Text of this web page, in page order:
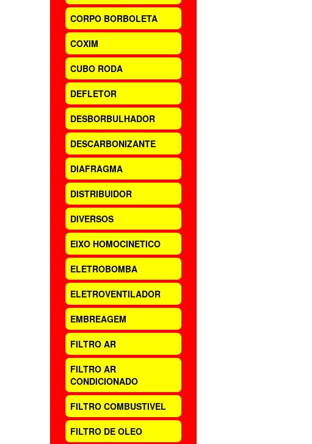
CORPO BORBOLETA
COXIM
CUBO RODA
DEFLETOR
DESBORBULHADOR
DESCARBONIZANTE
DIAFRAGMA
DISTRIBUIDOR
DIVERSOS
EIXO HOMOCINETICO
ELETROBOMBA
ELETROVENTILADOR
EMBREAGEM
FILTRO AR
FILTRO AR
CONDICIONADO
FILTRO COMBUSTIVEL
FILTRO DE OLEO